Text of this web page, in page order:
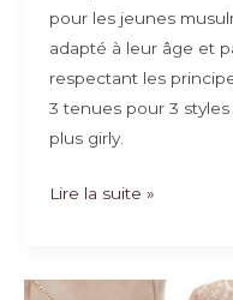
pour les jeunes
adapté à leur âge et
respectant les
3 tenues pour 3
plus girly.
Mode
et
Lire la suite »